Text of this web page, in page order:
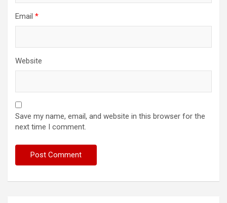
Email *
Website
Save my name, email, and website in this browser for the
next time I comment.